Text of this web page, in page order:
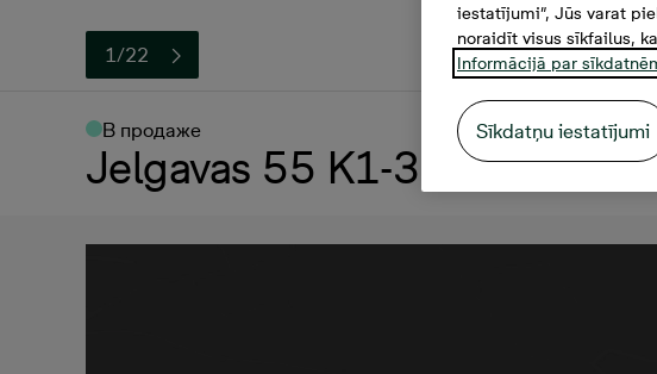
1/22
В продаже
Jelgavas 55 K1-35, 124 000
iestatījumi”, Jūs varat
noraidīt visus sīkfailus,
Informācijā par
Sīkdatņu iestatījumi